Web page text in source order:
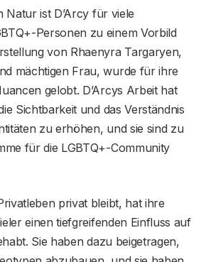
ist D’Arcy für viele
Personen zu einem Vorbild
von Rhaenyra Targaryen,
mächtigen Frau, wurde für ihre
gelobt. D’Arcys Arbeit hat
Sichtbarkeit und das Verständnis
zu erhöhen, und sie sind zu
für die LGBTQ+-Community
privat bleibt, hat ihre
einen tiefgreifenden Einfluss auf
Sie haben dazu beigetragen,